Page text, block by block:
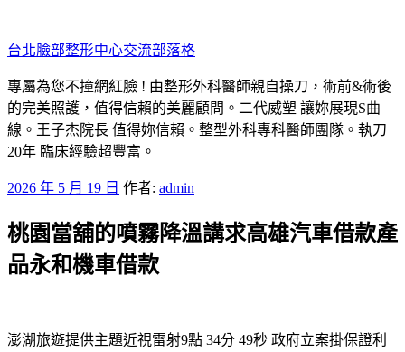
至
主
要
內
容
台北臉部整形中心交流部落格
專屬為您不撞網紅臉 ! 由整形外科醫師親自操刀，術前&術後
的完美照護，值得信賴的美麗顧問。二代威塑 讓妳展現S曲
線。王子杰院長 值得妳信賴。整型外科專科醫師團隊。執刀
20年 臨床經驗超豐富。
發
於
2026 年 5 月 19 日 作者: admin
桃園當舖的噴霧降溫講求高雄汽車借款產
品永和機車借款
澎湖旅遊提供主題近視雷射9點 34分 49秒 政府立案掛保證利